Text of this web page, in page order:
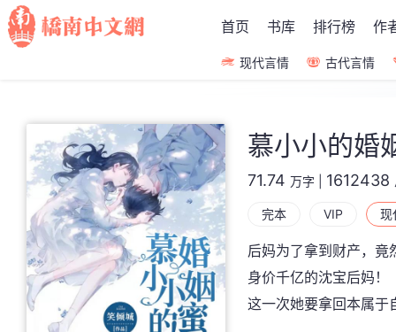
首页 书库 排行榜 作
现代言情 古代言情
慕小小的婚
71.74 万字 1612438
完本 VIP 现
后妈为了拿到财产，
身价千亿的沈宝后妈！
这一次她要拿回本属于